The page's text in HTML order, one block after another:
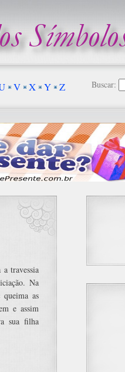
travessia
Na
as
e assim
sua filha
V X Y Z Buscar: